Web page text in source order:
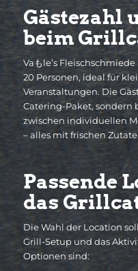
Gästezahl
beim
Vaもle’s
20 Personen, ideal für
Veranstaltungen. Die
Catering-Paket, sondern
zwischen individuellen
– alles mit frischen
Passende
das
Die Wahl der Location
Grill-Setup und das
Optionen sind: